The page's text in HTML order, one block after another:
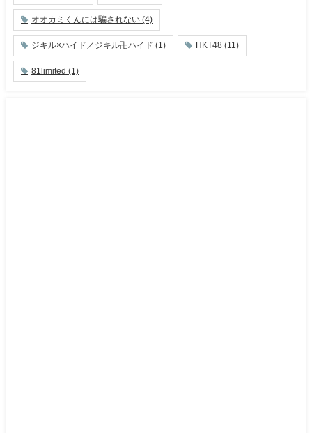
オオカミくんには騙されない (4)
ジキル×ハイド／ジキル卍ハイド (1) HKT48 (11)
81limited (1)